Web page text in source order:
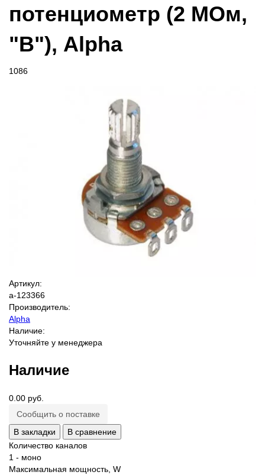
потенциометр (2 МОм,
"B"), Alpha
1086
Артикул:
a-123366
Производитель:
Alpha
Наличие:
Уточняйте у менеджера
Наличие
0.00 руб.
Сообщить о поставке
В закладки
В сравнение
Количество каналов
1 - моно
Максимальная мощность, W